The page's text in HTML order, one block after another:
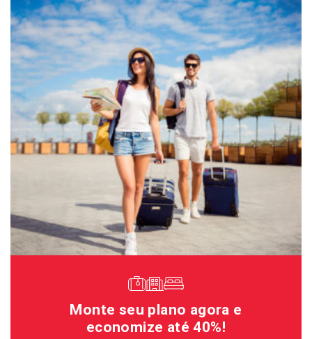
Monte seu plano agora e
economize até 40%!